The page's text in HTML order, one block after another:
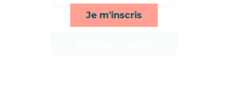
Je m'inscris
lever/coucher et lessive/repassage*